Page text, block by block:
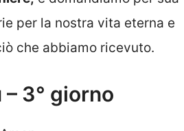
per la nostra vita eterna e
che abbiamo ricevuto.
3° giorno